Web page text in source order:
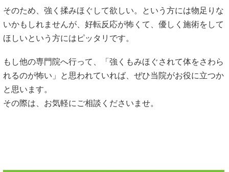
そのため、強く揉みほぐして欲しい。という方には物足りな
いかもしれませんが、好転反応が怖くて、優しく施術をして
ほしいという方にはピッタリです。
もし他の専門院へ行って、「強くもみほぐされて体をさわら
れるのが怖い」と思われていれば、ぜひ当院がお役に立つか
と思います。
その際は、お気軽にご相談くださいませ。